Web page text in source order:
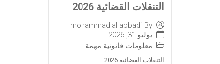
التنقلات القضائية 2026
By
mohammad al abbadi
يوليو 31, 2026
معلومات قانونية مهمة
التنقلات القضائية 2026...